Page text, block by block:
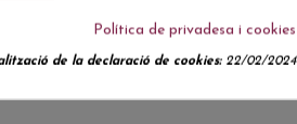
Política de privadesa i cookies
de la declaració de cookies:22/02/2024